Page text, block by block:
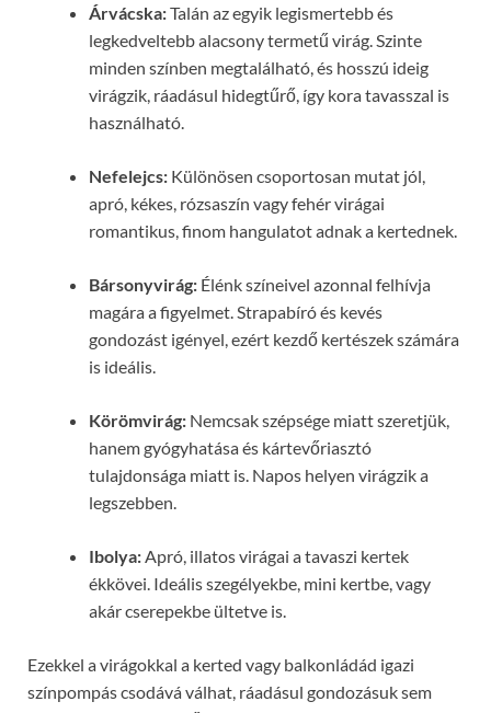
Árvácska:Talán az egyik legismertebb és
legkedveltebb alacsony termetű virág. Szinte
minden színben megtalálható, és hosszú ideig
virágzik, ráadásul hidegtűrő, így kora tavasszal is
használható.
Nefelejcs: Különösen csoportosan mutat jól,
apró, kékes, rózsaszín vagy fehér virágai
romantikus, finom hangulatot adnak a kertednek.
Bársonyvirág: Élénk színeivel azonnal felhívja
magára a figyelmet. Strapabíró és kevés
gondozást igényel, ezért kezdő kertészek számára
is ideális.
Körömvirág: Nemcsak szépsége miatt szeretjük,
hanem gyógyhatása és kártevőriasztó
tulajdonsága miatt is. Napos helyen virágzik a
legszebben.
Ibolya: Apró, illatos virágai a tavaszi kertek
ékkövei. Ideális szegélyekbe, mini kertbe, vagy
akár cserepekbe ültetve is.
Ezekkel a virágokkal a kerted vagy balkonládád igazi
színpompás csodává válhat, ráadásul gondozásuk sem